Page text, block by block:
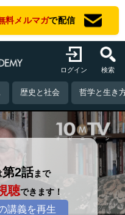
料メルマガで配信
ログイン 検索
歴史と社会 哲学と生き
第2話まで
聴できます！
講義を再生